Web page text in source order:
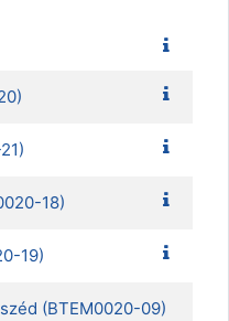
18)
19)
(BTEM0020-09)